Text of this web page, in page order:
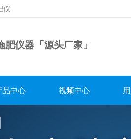
仪
肥仪器「源头厂家」
品中心 视频中心